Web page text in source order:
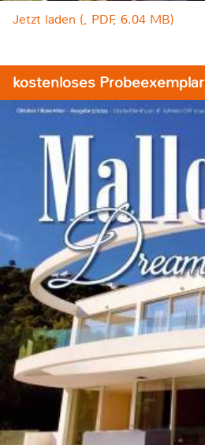
Jetzt laden (, PDF, 6.04 MB)
kostenloses Probeexemplar